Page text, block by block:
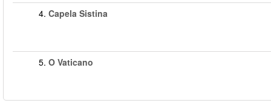
4. Capela Sistina
5. O Vaticano